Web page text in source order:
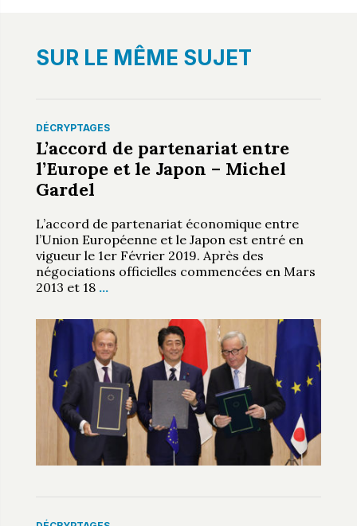
SUR LE MÊME SUJET
DÉCRYPTAGES
L’accord de partenariat entre
l’Europe et le Japon – Michel
Gardel
L’accord de partenariat économique entre
l’Union Européenne et le Japon est entré en
vigueur le 1er Février 2019. Après des
négociations officielles commencées en Mars
2013 et 18 …